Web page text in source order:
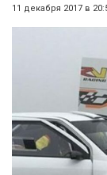
11 декабря 2017 в